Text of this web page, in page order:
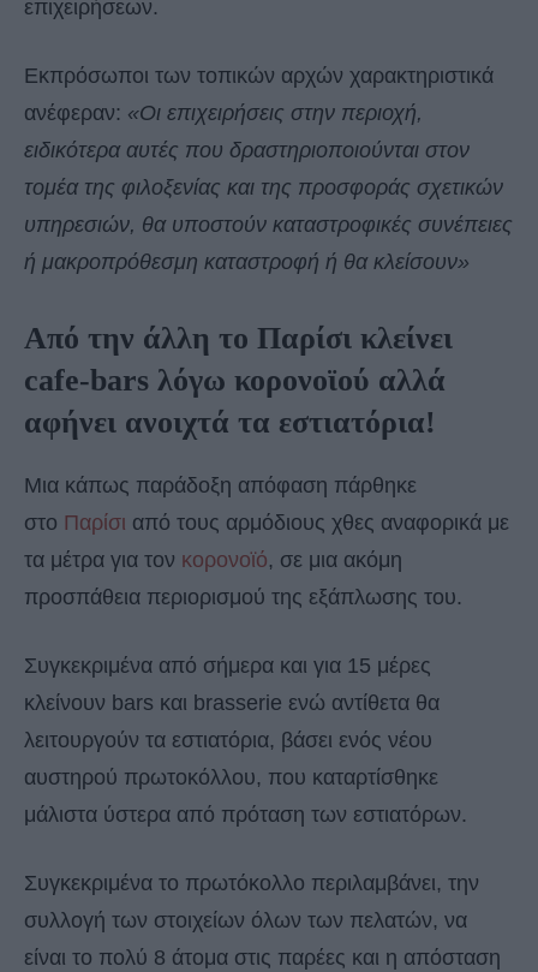
επιχειρήσεων.
Εκπρόσωποι των τοπικών αρχών χαρακτηριστικά
ανέφεραν: «Οι επιχειρήσεις στην περιοχή,
ειδικότερα αυτές που δραστηριοποιούνται στον
τομέα της φιλοξενίας και της προσφοράς σχετικών
υπηρεσιών, θα υποστούν καταστροφικές συνέπειες
ή μακροπρόθεσμη καταστροφή ή θα κλείσουν»
Από την άλλη τo Παρίσι κλείνει
cafe-bars λόγω κορονοϊού αλλά
αφήνει ανοιχτά τα εστιατόρια!
Μια κάπως παράδοξη απόφαση πάρθηκε
στο Παρίσι από τους αρμόδιους χθες αναφορικά με
τα μέτρα για τον κορονοϊό, σε μια ακόμη
προσπάθεια περιορισμού της εξάπλωσης του.
Συγκεκριμένα από σήμερα και για 15 μέρες
κλείνουν bars και brasserie ενώ αντίθετα θα
λειτουργούν τα εστιατόρια, βάσει ενός νέου
αυστηρού πρωτοκόλλου, που καταρτίσθηκε
μάλιστα ύστερα από πρόταση των εστιατόρων.
Συγκεκριμένα το πρωτόκολλο περιλαμβάνει, την
συλλογή των στοιχείων όλων των πελατών, να
είναι το πολύ 8 άτομα στις παρέες και η απόσταση